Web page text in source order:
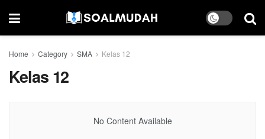
Home Category SMA Kelas 12
Kelas 12
No Content Available